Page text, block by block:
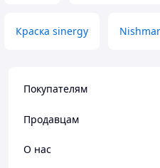
Краска sinergy
Покупателям
Продавцам
О нас